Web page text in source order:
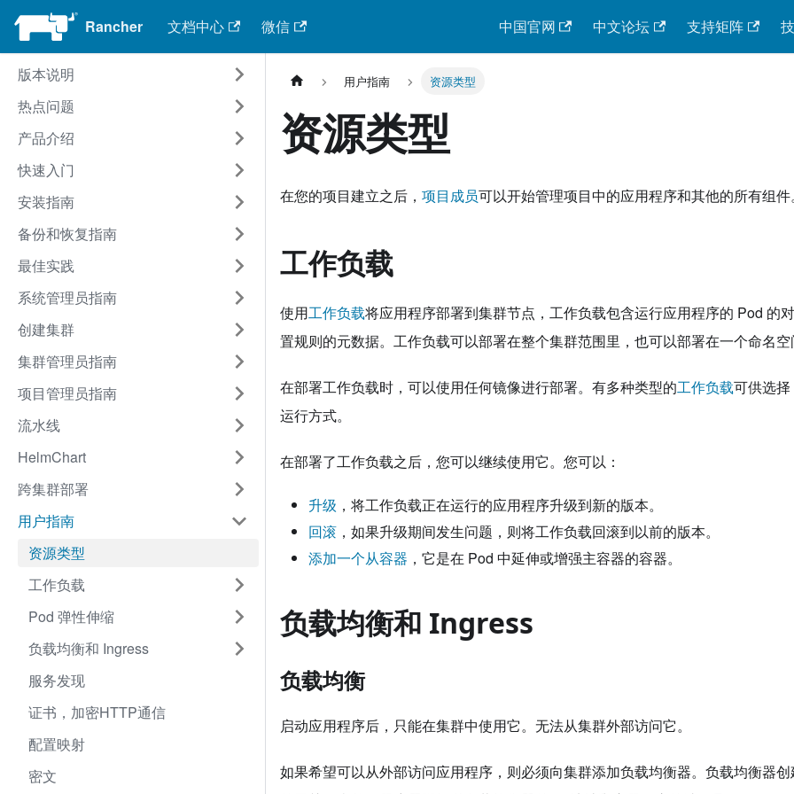
Rancher 文档中心 微信 中国官网 中文论坛 支持矩阵
版本说明
热点问题
产品介绍
快速入门
安装指南
备份和恢复指南
最佳实践
系统管理员指南
创建集群
集群管理员指南
项目管理员指南
流水线
HelmChart
跨集群部署
用户指南
资源类型
工作负载
Pod 弹性伸缩
负载均衡和 Ingress
服务发现
证书，加密HTTP通信
配置映射
密文
用户指南 资源类型
资源类型
在您的项目建立之后， 项目成员可以开始管理项目中的应用程序和其他的所有组件。
工作负载
使用工作负载将应用程序部署到集群节点，工作负载包含运行应用程序的 Pod 的
置规则的元数据。工作负载可以部署在整个集群范围里，也可以部署在一个命名空
在部署工作负载时，可以使用任何镜像进行部署。有多种类型的工作负载可供选
运行方式。
在部署了工作负载之后，您可以继续使用它。您可以：
升级 ，将工作负载正在运行的应用程序升级到新的版本。
回滚 ，如果升级期间发生问题，则将工作负载回滚到以前的版本。
添加一个从容器 ，它是在 Pod 中延伸或增强主容器的容器。
负载均衡和 Ingress
负载均衡
启动应用程序后，只能在集群中使用它。无法从集群外部访问它。
如果希望可以从外部访问应用程序，则必须向集群添加负载均衡器。负载均衡器